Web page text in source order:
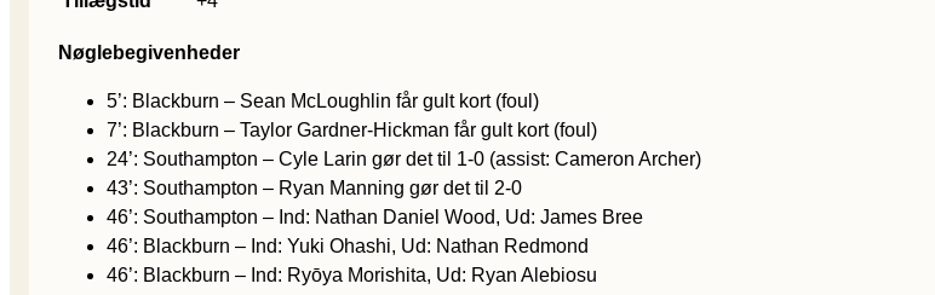
Nøglebegivenheder
5’: Blackburn – Sean McLoughlin får gult kort (foul)
7’: Blackburn – Taylor Gardner-Hickman får gult kort (foul)
24’: Southampton – Cyle Larin gør det til 1-0 (assist: Cameron Archer)
43’: Southampton – Ryan Manning gør det til 2-0
46’: Southampton – Ind: Nathan Daniel Wood, Ud: James Bree
46’: Blackburn – Ind: Yuki Ohashi, Ud: Nathan Redmond
46’: Blackburn – Ind: Ryōya Morishita, Ud: Ryan Alebiosu